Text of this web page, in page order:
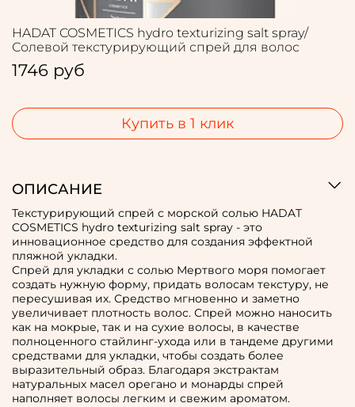
HADAT COSMETICS hydro texturizing salt spray/
Солевой текстурирующий спрей для волос
1746 руб
Купить в 1 клик
ОПИСАНИЕ
Текстурирующий спрей с морской солью HADAT
COSMETICS hydro texturizing salt spray - это
инновационное средство для создания эффектной
пляжной укладки.
Спрей для укладки с солью Мертвого моря помогает
создать нужную форму, придать волосам текстуру, не
пересушивая их. Средство мгновенно и заметно
увеличивает плотность волос. Спрей можно наносить
как на мокрые, так и на сухие волосы, в качестве
полноценного стайлинг-ухода или в тандеме другими
средствами для укладки, чтобы создать более
выразительный образ. Благодаря экстрактам
натуральных масел орегано и монарды спрей
наполняет волосы легким и свежим ароматом.